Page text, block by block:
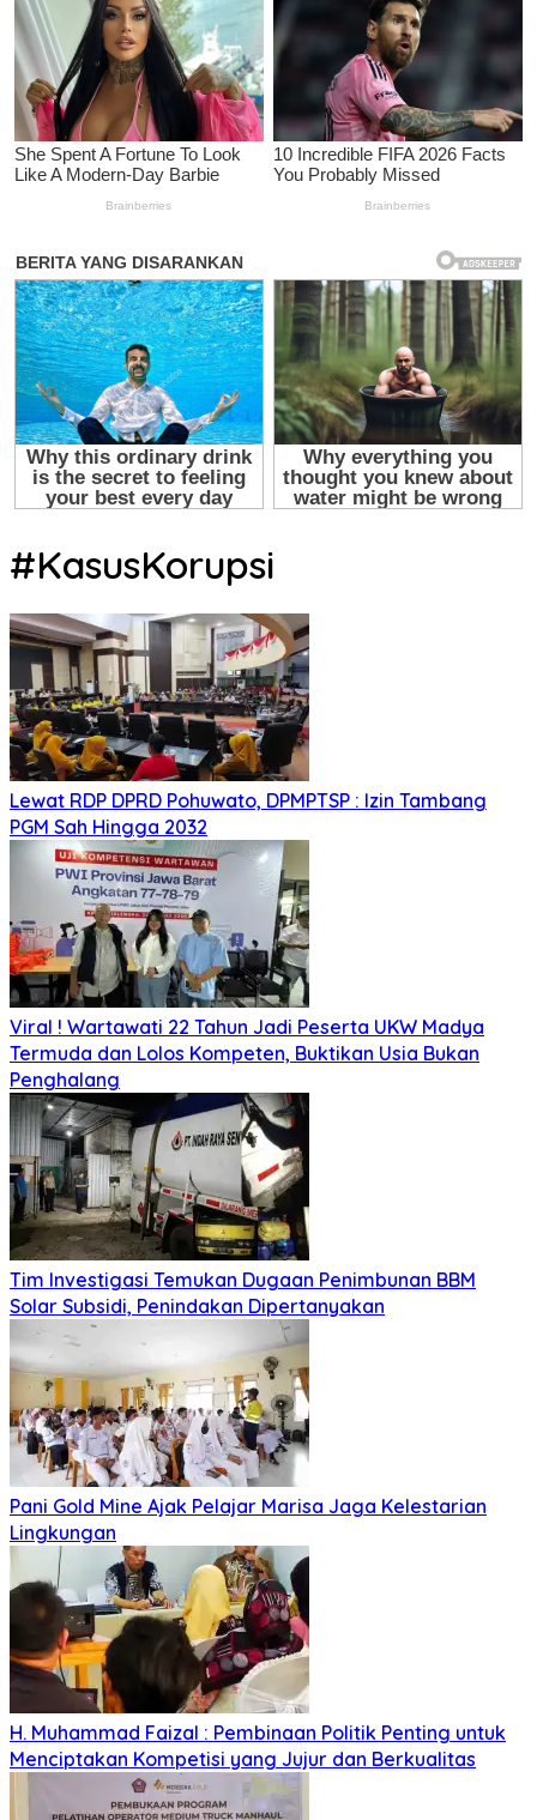
#KasusKorupsi
Lewat RDP DPRD Pohuwato, DPMPTSP : Izin Tambang
PGM Sah Hingga 2032
Viral ! Wartawati 22 Tahun Jadi Peserta UKW Madya
Termuda dan Lolos Kompeten, Buktikan Usia Bukan
Penghalang
Tim Investigasi Temukan Dugaan Penimbunan BBM
Solar Subsidi, Penindakan Dipertanyakan
Pani Gold Mine Ajak Pelajar Marisa Jaga Kelestarian
Lingkungan
H. Muhammad Faizal : Pembinaan Politik Penting untuk
Menciptakan Kompetisi yang Jujur dan Berkualitas